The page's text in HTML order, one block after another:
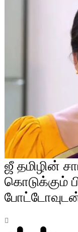
ஜீ தமிழின்
கொடுக்கும்